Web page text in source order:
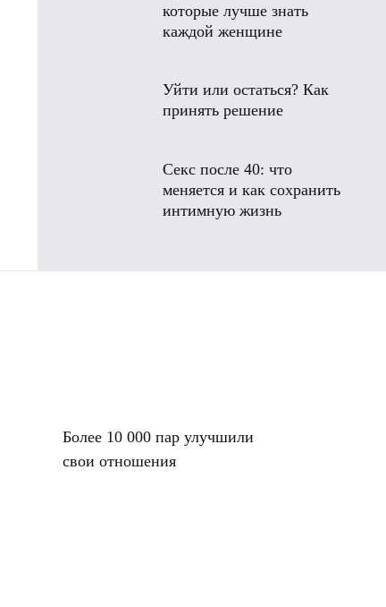
которые лучше знать
каждой женщине
Уйти или остаться? Как
принять решение
Секс после 40: что
меняется и как сохранить
интимную жизнь
Более 10 000 пар улучшили
свои отношения